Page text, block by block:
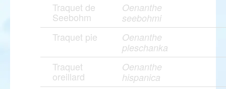
Traquet de
Seebohm
Oenanthe
seebohmi
Traquet pie
Oenanthe
pleschanka
Traquet
oreillard
Oenanthe
hispanica